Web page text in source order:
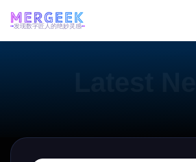
发现数字匠人的绝妙灵感